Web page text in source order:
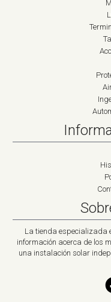
La tienda especializada
información acerca de los
una instalación solar